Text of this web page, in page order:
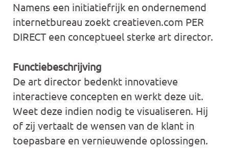
Namens een initiatiefrijk en ondernemend
internetbureau zoekt creatieven.com PER
DIRECT een conceptueel sterke art director.
Functiebeschrijving
De art director bedenkt innovatieve
interactieve concepten en werkt deze uit.
Weet deze indien nodig te visualiseren. Hij
of zij vertaalt de wensen van de klant in
toepasbare en vernieuwende oplossingen.